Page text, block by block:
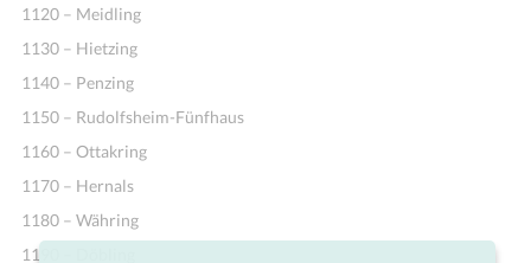
1120 – Meidling
1130 – Hietzing
1140 – Penzing
1150 – Rudolfsheim-Fünfhaus
1160 – Ottakring
1170 – Hernals
1180 – Währing
1190 – Döbling